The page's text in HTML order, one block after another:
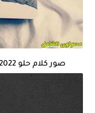
صور كلام حلو 2022 كلام جميل ومعبر مع الصور